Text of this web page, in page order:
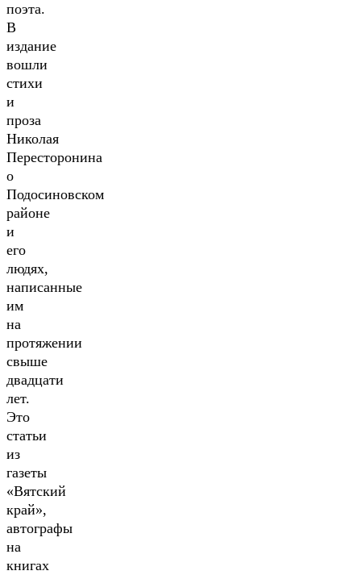
поэта.
В
издание
вошли
стихи
и
проза
Николая
Пересторонина
о
Подосиновском
районе
и
его
людях,
написанные
им
на
протяжении
свыше
двадцати
лет.
Это
статьи
из
газеты
«Вятский
край»,
автографы
на
книгах